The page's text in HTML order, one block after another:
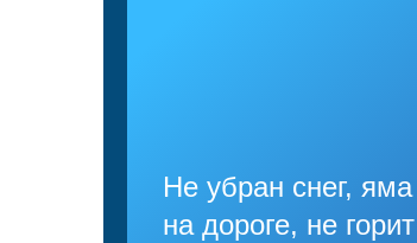
Не убран снег, яма
на дороге, не горит